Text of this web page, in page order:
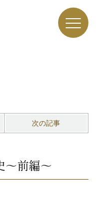
次の記事
～前編～